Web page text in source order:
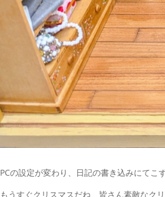
PCの設定が変わり、日記の書き込みにてこ
もうすぐクリスマスだね、皆さん素敵なク